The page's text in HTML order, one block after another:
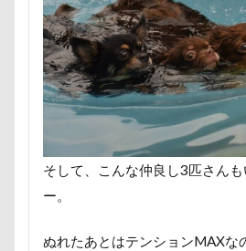
そして、こんな仲良し3匹さん
ー。
ぬれたあとはテンションMAXな
フランソワーズくん
フラン
フクロウの森
フォトフレー
ブレアちゃん
ブレンハイム
プール
ペットカート
ペットと泊まる陽だまり
ベ
ベランダ菜園
ベランダ
ヘンリーくん